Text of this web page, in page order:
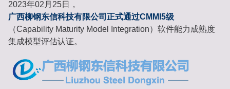
2023年02月25日，
广西柳钢东信科技有限公司正式通过CMMI5级
（Capability Maturity Model Integration）软件能力成熟度
集成模型评估认证。